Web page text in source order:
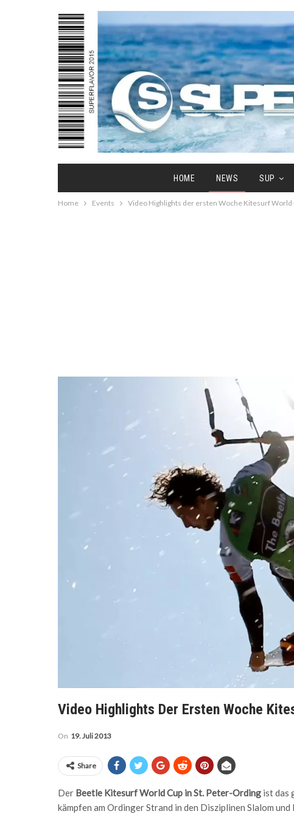
HOME NEWS SUP
Home Events Video Highlights der ersten Woche Kitesurf World
Video Highlights Der Ersten Woche
On 19. Juli 2013
Share
Der Beetle Kitesurf World Cup in St. Peter-Ordingist das
kämpfen am Ordinger Strand in den Disziplinen Slalom